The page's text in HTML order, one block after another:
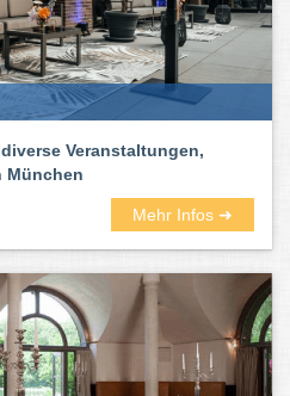
Veranstaltungen,
München
Mehr Infos ➜